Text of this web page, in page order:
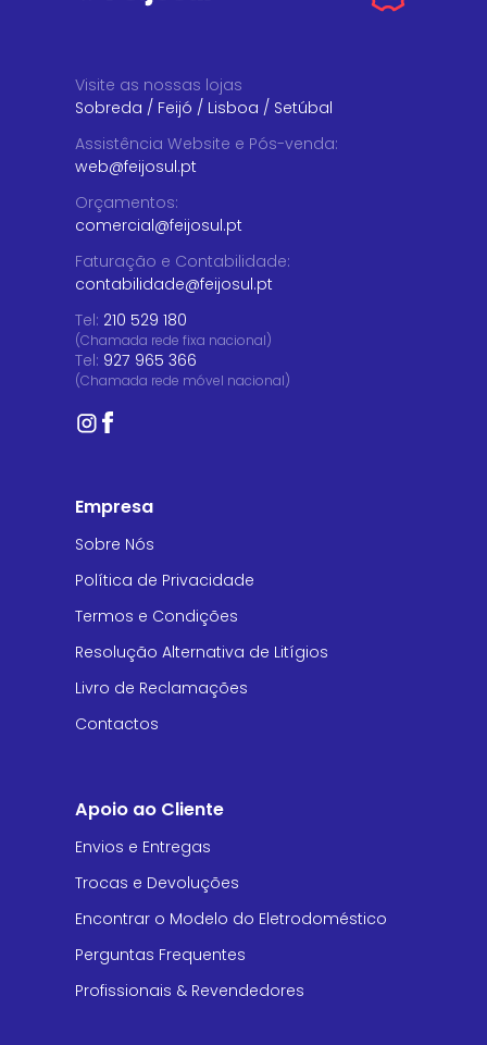
Visite as nossas lojas
Sobreda / Feijó / Lisboa / Setúbal
Assistência Website e Pós-venda:
web@feijosul.pt
Orçamentos:
comercial@feijosul.pt
Faturação e Contabilidade:
contabilidade@feijosul.pt
Tel: 210 529 180
(Chamada rede fixa nacional)
Tel: 927 965 366
(Chamada rede móvel nacional)
Empresa
Sobre Nós
Política de Privacidade
Termos e Condições
Resolução Alternativa de Litígios
Livro de Reclamações
Contactos
Apoio ao Cliente
Envios e Entregas
Trocas e Devoluções
Encontrar o Modelo do Eletrodoméstico
Perguntas Frequentes
Profissionais & Revendedores